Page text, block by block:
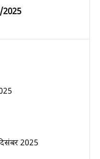
2025
2025